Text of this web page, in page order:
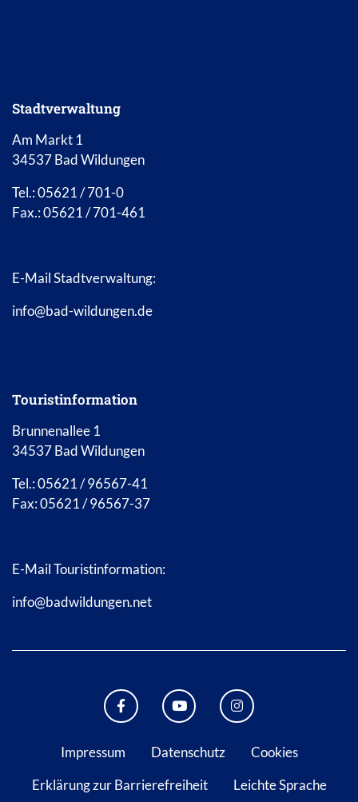
Stadtverwaltung
Am Markt 1
34537 Bad Wildungen
Tel.: 05621 / 701-0
Fax.: 05621 / 701-461
E-Mail Stadtverwaltung:
info@bad-wildungen.de
Touristinformation
Brunnenallee 1
34537 Bad Wildungen
Tel.: 05621 / 96567-41
Fax: 05621 / 96567-37
E-Mail Touristinformation:
info@badwildungen.net
FACEBOOK BAD WILDUNGEN
YOUTUBE KANAL STADT
INSTAGRAM
Impressum Datenschutz
Cookies
Erklärung zur Barrierefreiheit
Leichte Sprache